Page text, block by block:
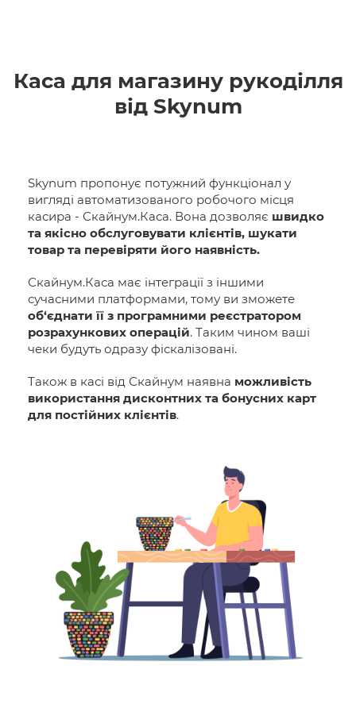
Каса для магазину рукоділля
від Skynum
Skynum пропонує потужний функціонал у
вигляді автоматизованого робочого місця
касира - Скайнум.Каса. Вона дозволяє швидко
та якісно обслуговувати клієнтів, шукати
товар та перевіряти його наявність.
Скайнум.Каса має інтеграції з іншими
сучасними платформами, тому ви зможете
об‘єднати її з програмними реєстратором
розрахункових операцій. Таким чином ваші
чеки будуть одразу фіскалізовані.
Також в касі від Скайнум наявна можливість
використання дисконтних та бонусних карт
для постійних клієнтів.